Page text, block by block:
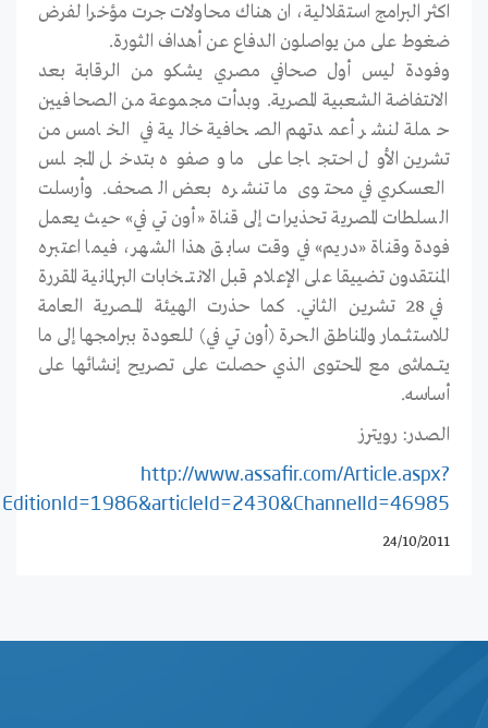
اكثر البرامج استقلالية، ان هناك محاولات جرت مؤخرا لفرض
ضغوط على من يواصلون الدفاع عن أهداف الثورة.
وفودة ليس أول صحافي مصري يشكو من الرقابة بعد
الانتفاضة الشعبية المصرية. وبدأت مجموعة من الصحافيين
حملة لنشر أعمدتهم الصحافية خالية في الخامس من
تشرين الأول احتجاجا على ما وصفوه بتدخل المجلس
العسكري في محتوى ما تنشره بعض الصحف. وأرسلت
السلطات المصرية تحذيرات إلى قناة «أون تي في» حيث يعمل
فودة وقناة «دريم» في وقت سابق هذا الشهر، فيما اعتبره
المنتقدون تضييقا على الإعلام قبل الانتـــخابات البرلمانية المقررة
في 28 تشرين الثاني. كما حذرت الهيئة المـــصرية العامة
للاستثـــمار والمناطق الحرة (أون تي في) للعودة ببرامجها إلى ما
يتـــماشى مع المحتوى الذي حصلت على تصريح إنشائها على
أساسه.
الصدر: رويترز
http://www.assafir.com/Article.aspx?
EditionId=1986&articleId=2430&ChannelId=46985
24/10/2011